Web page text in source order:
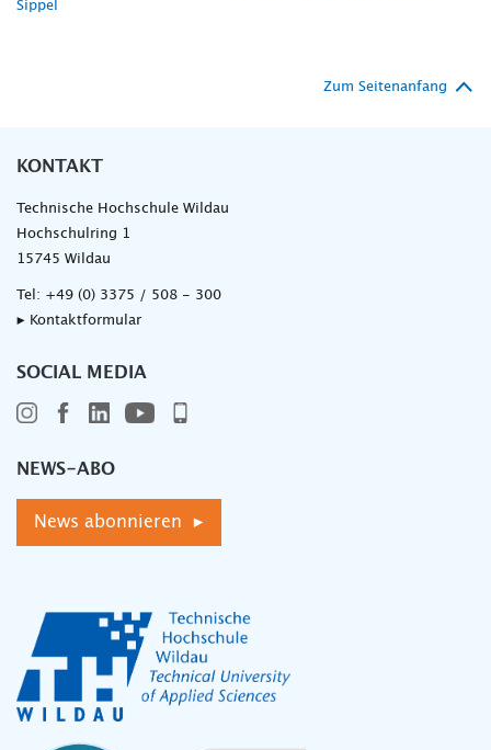
Sippel
Zum Seitenanfang
KONTAKT
Technische Hochschule Wildau
Hochschulring 1
15745 Wildau
Tel: +49 (0) 3375 / 508 - 300
▸ Kontaktformular
SOCIAL MEDIA
NEWS-ABO
News abonnieren ▸